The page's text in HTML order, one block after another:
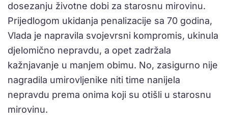
dosezanju životne dobi za starosnu mirovinu.
Prijedlogom ukidanja penalizacije sa 70 godina,
Vlada je napravila svojevrsni kompromis, ukinula
djelomično nepravdu, a opet zadržala
kažnjavanje u manjem obimu. No, zasigurno nije
nagradila umirovljenike niti time nanijela
nepravdu prema onima koji su otišli u starosnu
mirovinu.